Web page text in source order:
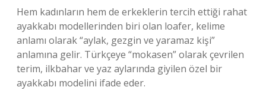
Hem kadınların hem de erkeklerin tercih ettiği rahat
ayakkabı modellerinden biri olan loafer, kelime
anlamı olarak “aylak, gezgin ve yaramaz kişi”
anlamına gelir. Türkçeye “mokasen” olarak çevrilen
terim, ilkbahar ve yaz aylarında giyilen özel bir
ayakkabı modelini ifade eder.